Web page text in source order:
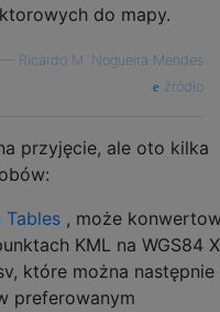
do mapy.
Ricardo M. Nogueira Mendes
źródło
przyjęcie, ale oto kilka
Tables , może
KML na WGS84
które można następnie
preferowanym